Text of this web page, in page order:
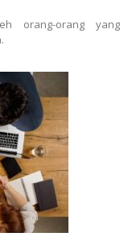
orang-orang yang